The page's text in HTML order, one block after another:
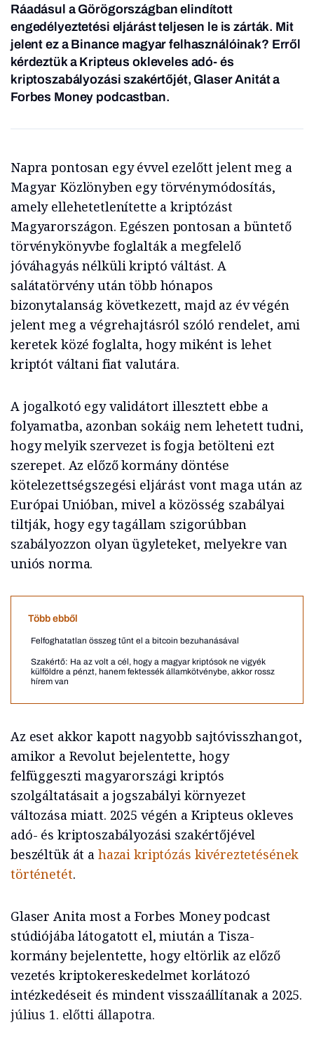
Ráadásul a Görögországban elindított
engedélyeztetési eljárást teljesen le is zárták. Mit
jelent ez a Binance magyar felhasználóinak? Erről
kérdeztük a Kripteus okleveles adó- és
kriptoszabályozási szakértőjét, Glaser Anitát a
Forbes Money podcastban.
Napra pontosan egy évvel ezelőtt jelent meg a
Magyar Közlönyben egy törvénymódosítás,
amely ellehetetlenítette a kriptózást
Magyarországon. Egészen pontosan a büntető
törvénykönyvbe foglalták a megfelelő
jóváhagyás nélküli kriptó váltást. A
salátatörvény után több hónapos
bizonytalanság következett, majd az év végén
jelent meg a végrehajtásról szóló rendelet, ami
keretek közé foglalta, hogy miként is lehet
kriptót váltani fiat valutára.
A jogalkotó egy validátort illesztett ebbe a
folyamatba, azonban sokáig nem lehetett tudni,
hogy melyik szervezet is fogja betölteni ezt
szerepet. Az előző kormány döntése
kötelezettségszegési eljárást vont maga után az
Európai Unióban, mivel a közösség szabályai
tiltják, hogy egy tagállam szigorúbban
szabályozzon olyan ügyleteket, melyekre van
uniós norma.
Több ebből
Felfoghatatlan összeg tűnt el a bitcoin bezuhanásával
Szakértő: Ha az volt a cél, hogy a magyar kriptósok ne vigyék
külföldre a pénzt, hanem fektessék államkötvénybe, akkor rossz
hírem van
Az eset akkor kapott nagyobb sajtóvisszhangot,
amikor a Revolut bejelentette, hogy
felfüggeszti magyarországi kriptós
szolgáltatásait a jogszabályi környezet
változása miatt. 2025 végén a Kripteus okleves
adó- és kriptoszabályozási szakértőjével
beszéltük át a hazai kriptózás kivéreztetésének
történetét.
Glaser Anita most a Forbes Money podcast
stúdiójába látogatott el, miután a Tisza-
kormány bejelentette, hogy eltörlik az előző
vezetés kriptokereskedelmet korlátozó
intézkedéseit és mindent visszaállítanak a 2025.
július 1. előtti állapotra.